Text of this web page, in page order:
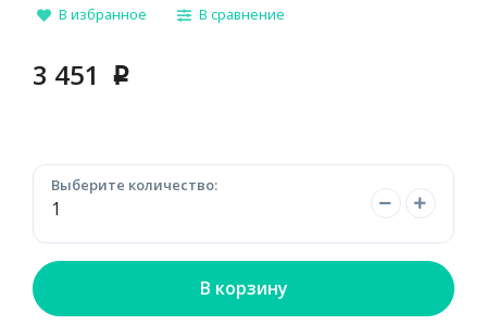
В избранное В сравнение
3 451 p
Выберите количество:
В корзину